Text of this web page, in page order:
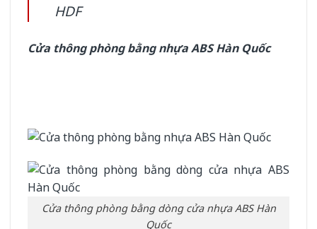
HDF
Cửa thông phòng bằng nhựa ABS Hàn Quốc
Cửa thông phòng bằng dòng cửa nhựa ABS Hàn
Quốc